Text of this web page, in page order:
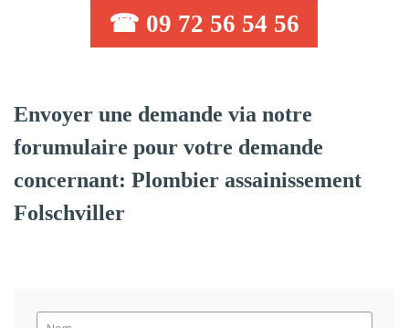
☎ 09 72 56 54 56
Envoyer une demande via notre
forumulaire pour votre demande
concernant: Plombier assainissement
Folschviller